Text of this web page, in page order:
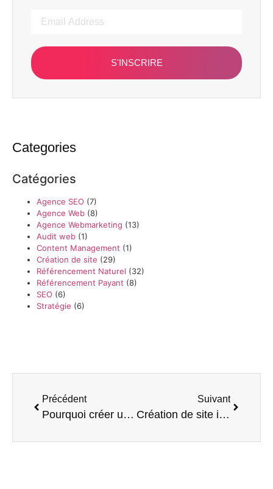
S'INSCRIRE
Categories
Catégories
Agence SEO (7)
Agence Web (8)
Agence Webmarketing (13)
Audit web (1)
Content Management (1)
Création de site (29)
Référencement Naturel (32)
Référencement Payant (8)
SEO (6)
Stratégie (6)
Précédent
Pourquoi créer un site web à l’image de votre activité ?
Suivant
Création de site internet professionnel : pourquoi et comment réussir votre projet ?